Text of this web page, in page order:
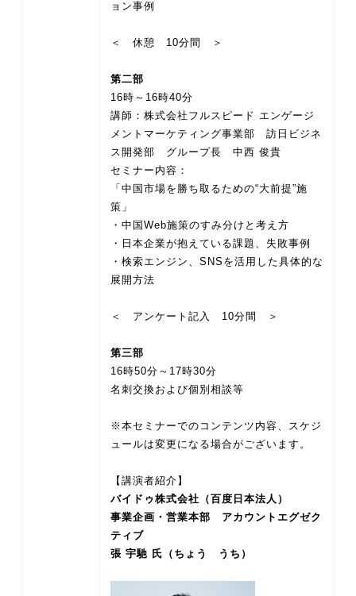
ョン事例
＜ 休憩 10分間 ＞
第二部
16時～16時40分
講師：株式会社フルスピード エンゲージ
メントマーケティング事業部 訪日ビジネ
ス開発部 グループ長 中西 俊貴
セミナー内容：
「中国市場を勝ち取るための“大前提”施
策」
・中国Web施策のすみ分けと考え方
・日本企業が抱えている課題、失敗事例
・検索エンジン、SNSを活用した具体的な
展開方法
＜ アンケート記入 10分間 ＞
第三部
16時50分～17時30分
名刺交換および個別相談等
※本セミナーでのコンテンツ内容、スケジ
ュールは変更になる場合がございます。
バイドゥ株式会社（百度日本法人）
事業企画・営業本部 アカウントエグゼク
ティブ
張 宇馳 氏（ちょう うち）